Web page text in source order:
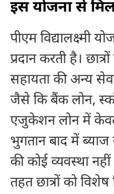
इस योजना से
पीएम विद्यालक्ष्मी
प्रदान करती है।
सहायता की अन्य
जैसे कि बैंक लोन,
एजुकेशन लोन में केवल
भुगतान बाद में ब्याज
की कोई व्यवस्था नहीं
तहत छात्रों को